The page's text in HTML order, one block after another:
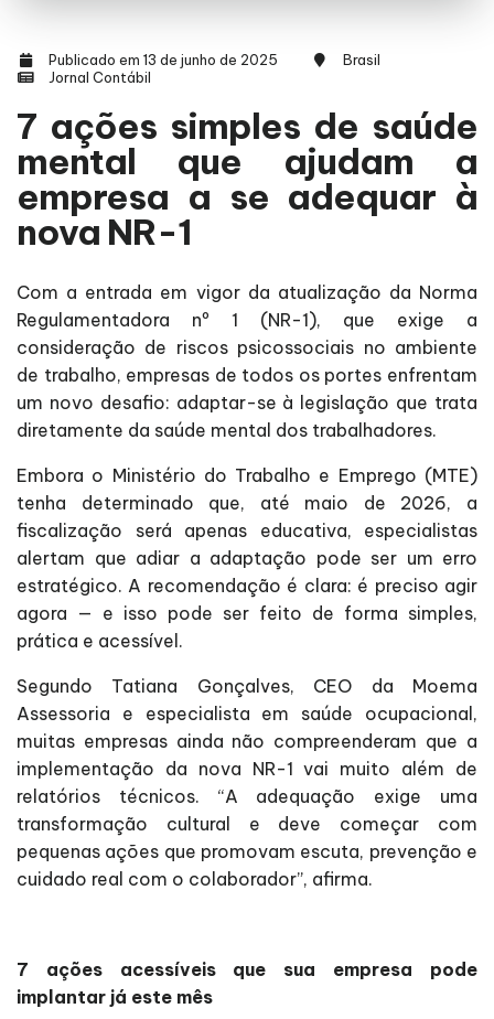
Publicado em 13 de junho de 2025
Brasil
Jornal Contábil
7 ações simples de saúde
mental que ajudam a
empresa a se adequar à
nova NR-1
Com a entrada em vigor da atualização da Norma
Regulamentadora nº 1 (NR-1), que exige a
consideração de riscos psicossociais no ambiente
de trabalho, empresas de todos os portes enfrentam
um novo desafio: adaptar-se à legislação que trata
diretamente da saúde mental dos trabalhadores.
Embora o Ministério do Trabalho e Emprego (MTE)
tenha determinado que, até maio de 2026, a
fiscalização será apenas educativa, especialistas
alertam que adiar a adaptação pode ser um erro
estratégico. A recomendação é clara: é preciso agir
agora — e isso pode ser feito de forma simples,
prática e acessível.
Segundo Tatiana Gonçalves, CEO da Moema
Assessoria e especialista em saúde ocupacional,
muitas empresas ainda não compreenderam que a
implementação da nova NR-1 vai muito além de
relatórios técnicos. “A adequação exige uma
transformação cultural e deve começar com
pequenas ações que promovam escuta, prevenção e
cuidado real com o colaborador”, afirma.
7 ações acessíveis que sua empresa pode
implantar já este mês